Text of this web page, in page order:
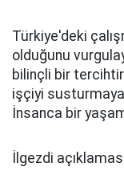
Türkiye'deki
olduğunu
bilinçli bir
işçiyi
İnsanca bir
İlgezdi